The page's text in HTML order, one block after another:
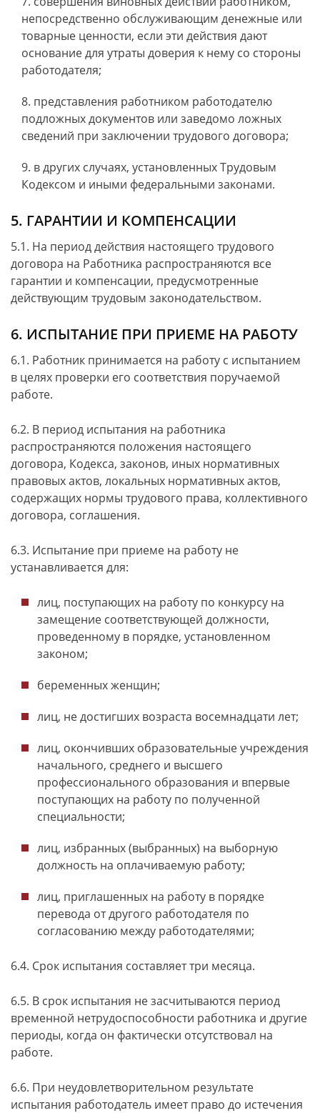
непосредственно обслуживающим денежные или
товарные ценности, если эти действия дают
основание для утраты доверия к нему со стороны
работодателя;
представления работником работодателю
подложных документов или заведомо ложных
сведений при заключении трудового договора;
в других случаях, установленных Трудовым
Кодексом и иными федеральными законами.
5. ГАРАНТИИ И КОМПЕНСАЦИИ
5.1. На период действия настоящего трудового
договора на Работника распространяются все
гарантии и компенсации, предусмотренные
действующим трудовым законодательством.
6. ИСПЫТАНИЕ ПРИ ПРИЕМЕ НА РАБОТУ
6.1. Работник принимается на работу с испытанием
в целях проверки его соответствия поручаемой
работе.
6.2. В период испытания на работника
распространяются положения настоящего
договора, Кодекса, законов, иных нормативных
правовых актов, локальных нормативных актов,
содержащих нормы трудового права, коллективного
договора, соглашения.
6.3. Испытание при приеме на работу не
устанавливается для:
лиц, поступающих на работу по конкурсу на
замещение соответствующей должности,
проведенному в порядке, установленном
законом;
беременных женщин;
лиц, не достигших возраста восемнадцати лет;
лиц, окончивших образовательные учреждения
начального, среднего и высшего
профессионального образования и впервые
поступающих на работу по полученной
специальности;
лиц, избранных (выбранных) на выборную
должность на оплачиваемую работу;
лиц, приглашенных на работу в порядке
перевода от другого работодателя по
согласованию между работодателями;
6.4. Срок испытания составляет три месяца.
6.5. В срок испытания не засчитываются период
временной нетрудоспособности работника и другие
периоды, когда он фактически отсутствовал на
работе.
6.6. При неудовлетворительном результате
испытания работодатель имеет право до истечения